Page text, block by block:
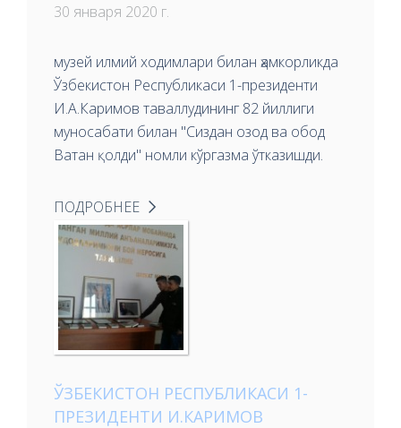
30 января 2020 г.
музей илмий ходимлари билан ҳамкорликда
Ўзбекистон Республикаси 1-президенти
И.А.Каримов таваллудининг 82 йиллиги
муносабати билан "Сиздан озод ва обод
Ватан қолди" номли кўргазма ўтказишди.
ПОДРОБНЕЕ
ЎЗБЕКИСТОН РЕСПУБЛИКАСИ 1-
ПРЕЗИДЕНТИ И.КАРИМОВ